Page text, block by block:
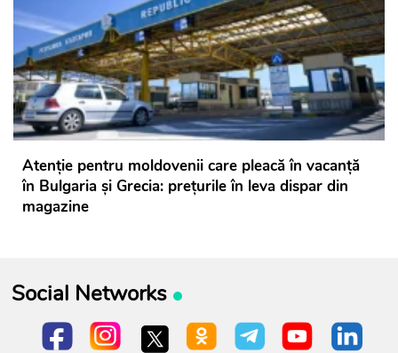
Atenție pentru moldovenii care pleacă în vacanță
în Bulgaria și Grecia: prețurile în leva dispar din
magazine
Social Networks